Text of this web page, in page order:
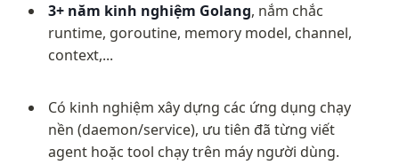
3+ năm kinh nghiệm Golang, nắm chắc
runtime, goroutine, memory model, channel,
context,...
Có kinh nghiệm xây dựng các ứng dụng chạy
nền (daemon/service), ưu tiên đã từng viết
agent hoặc tool chạy trên máy người dùng.